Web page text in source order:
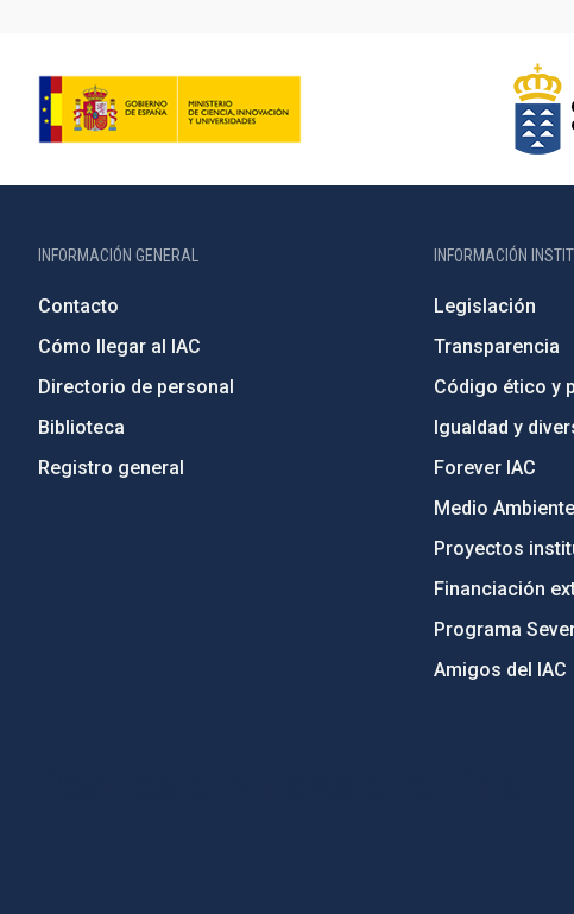
INFORMACIÓN GENERAL
Contacto
Cómo llegar al IAC
Directorio de personal
Biblioteca
Registro general
INFORMACIÓN
Legislación
Transparencia
Código ético y
Igualdad y
Forever IAC
Medio
Proyectos
Financiación
Programa
Amigos del IAC